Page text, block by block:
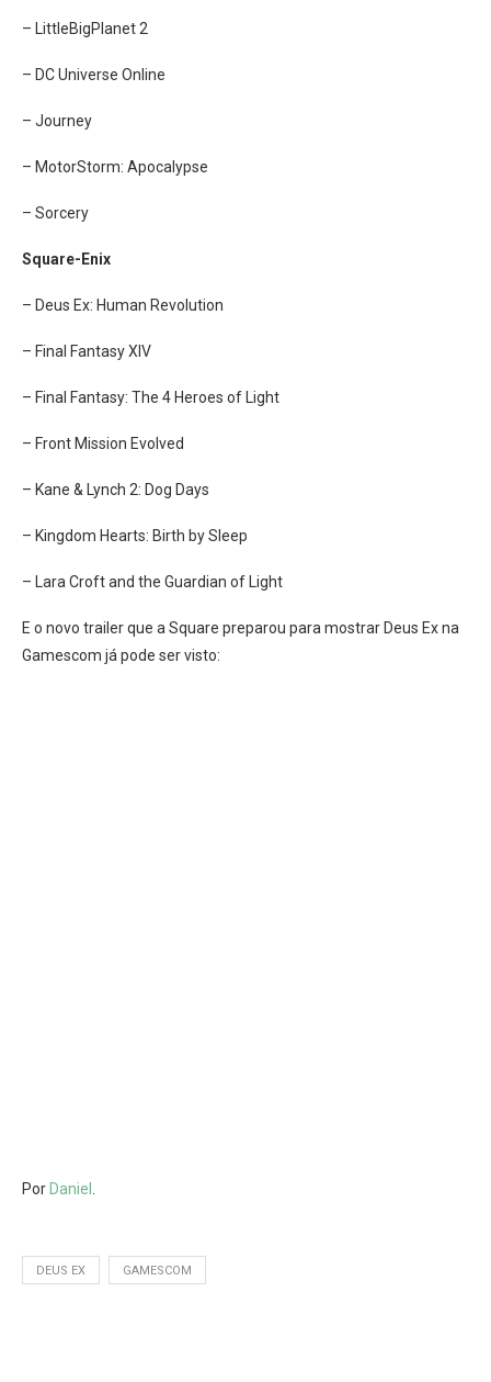
– LittleBigPlanet 2
– DC Universe Online
– Journey
– MotorStorm: Apocalypse
– Sorcery
Square-Enix
– Deus Ex: Human Revolution
– Final Fantasy XIV
– Final Fantasy: The 4 Heroes of Light
– Front Mission Evolved
– Kane & Lynch 2: Dog Days
– Kingdom Hearts: Birth by Sleep
– Lara Croft and the Guardian of Light
E o novo trailer que a Square preparou para mostrar Deus Ex na
Gamescom já pode ser visto:
Por Daniel
DEUS EX GAMESCOM